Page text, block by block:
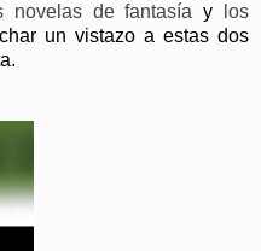
novelas de fantasía y
los
un vistazo a estas dos